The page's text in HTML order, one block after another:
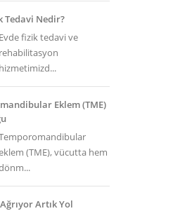
Tedavi Nedir?
Evde fizik tedavi ve
rehabilitasyon
hizmetimizd...
Eklem (TME)
(TME), vücutta hem
Artık Yol